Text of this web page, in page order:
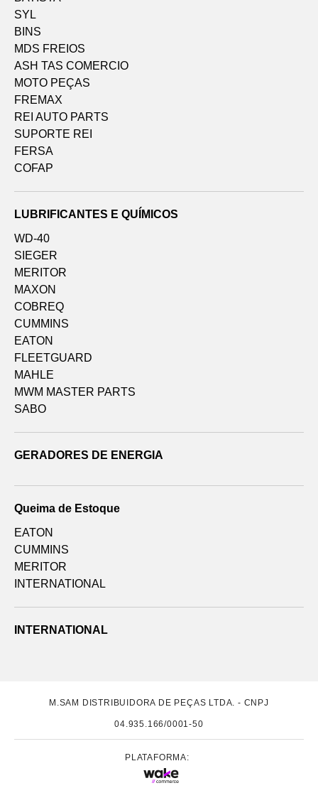
SYL
BINS
MDS FREIOS
ASH TAS COMERCIO
MOTO PEÇAS
FREMAX
REI AUTO PARTS
SUPORTE REI
FERSA
COFAP
LUBRIFICANTES E QUÍMICOS
WD-40
SIEGER
MERITOR
MAXON
COBREQ
CUMMINS
EATON
FLEETGUARD
MAHLE
MWM MASTER PARTS
SABO
GERADORES DE ENERGIA
Queima de Estoque
EATON
CUMMINS
MERITOR
INTERNATIONAL
INTERNATIONAL
M.SAM DISTRIBUIDORA DE PEÇAS LTDA. - CNPJ
04.935.166/0001-50
PLATAFORMA: